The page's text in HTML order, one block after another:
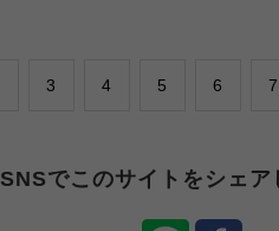
​3 ​4 ​5 ​6 ​7
SNSでこのサイトをシェア